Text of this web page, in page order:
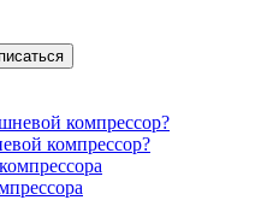
компрессор?